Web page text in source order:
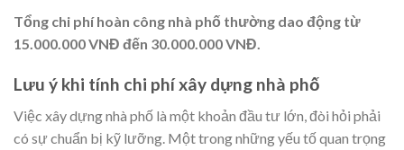
Tổng chi phí hoàn công nhà phố thường dao động từ
15.000.000 VNĐ đến 30.000.000 VNĐ.
Lưu ý khi tính chi phí xây dựng nhà phố
Việc xây dựng nhà phố là một khoản đầu tư lớn, đòi hỏi phải
có sự chuẩn bị kỹ lưỡng. Một trong những yếu tố quan trọng